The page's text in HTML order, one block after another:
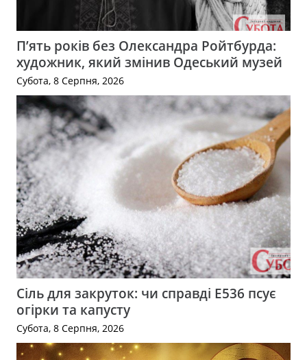
П’ять років без Олександра Ройтбурда:
художник, який змінив Одеський музей
Субота, 8 Серпня, 2026
Сіль для закруток: чи справді Е536 псує
огірки та капусту
Субота, 8 Серпня, 2026